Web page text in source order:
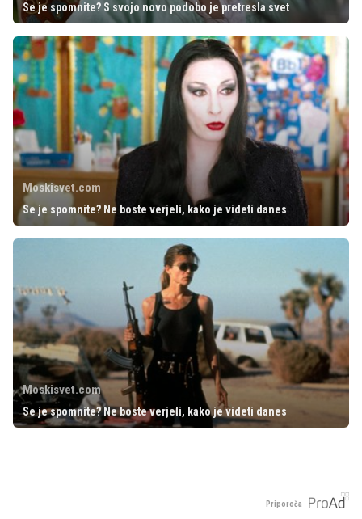
Se je spomnite? S svojo novo podobo je pretresla svet
Moskisvet.com
Se je spomnite? Ne boste verjeli, kako je videti danes
Moskisvet.com
Se je spomnite? Ne boste verjeli, kako je videti danes
Priporoča